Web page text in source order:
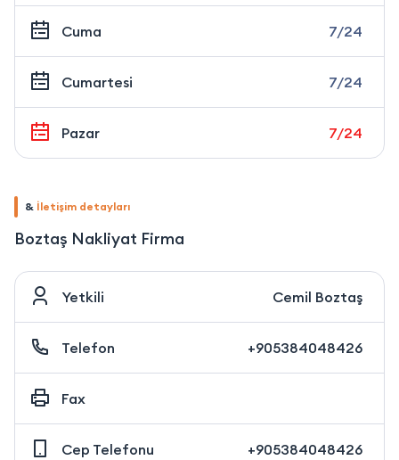
Cuma 7/24
Cumartesi 7/24
Pazar 7/24
& İletişim detayları
Boztaş Nakliyat Firma
Yetkili Cemil Boztaş
Telefon +905384048426
Fax
Cep Telefonu +905384048426